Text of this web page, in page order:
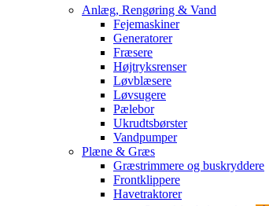
Anlæg, Rengøring & Vand
Fejemaskiner
Generatorer
Fræsere
Højtryksrenser
Løvblæsere
Løvsugere
Pælebor
Ukrudtsbørster
Vandpumper
Plæne & Græs
Græstrimmere og buskryddere
Frontklippere
Havetraktorer